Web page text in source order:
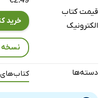
فصل 15: به بدنت فرمان بده که چه کاری انجام دهد
فصل 16: جمع‌بندی
قیمت کتاب
الکترونیک
خرید
نسخه
دسته‌ها